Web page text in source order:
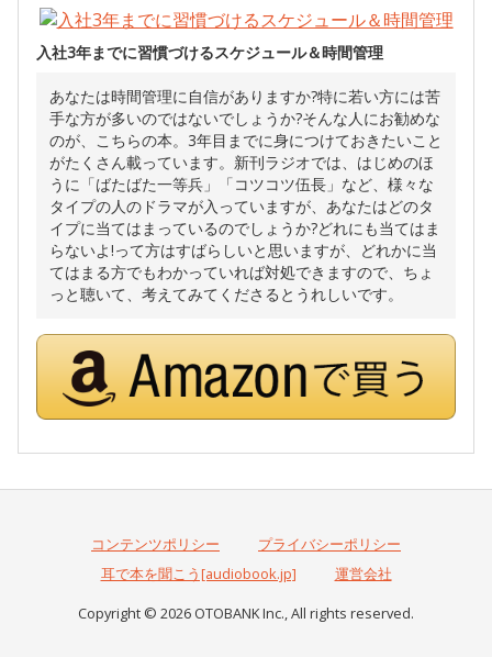
入社3年までに習慣づけるスケジュール＆時間管理
あなたは時間管理に自信がありますか?特に若い方には苦
手な方が多いのではないでしょうか?そんな人にお勧めな
のが、こちらの本。3年目までに身につけておきたいこと
がたくさん載っています。新刊ラジオでは、はじめのほ
うに「ばたばた一等兵」「コツコツ伍長」など、様々な
タイプの人のドラマが入っていますが、あなたはどのタ
イプに当てはまっているのでしょうか?どれにも当てはま
らないよ!って方はすばらしいと思いますが、どれかに当
てはまる方でもわかっていれば対処できますので、ちょ
っと聴いて、考えてみてくださるとうれしいです。
コンテンツポリシー
プライバシーポリシー
耳で本を聞こう[audiobook.jp]
運営会社
Copyright © 2026 OTOBANK Inc., All rights reserved.